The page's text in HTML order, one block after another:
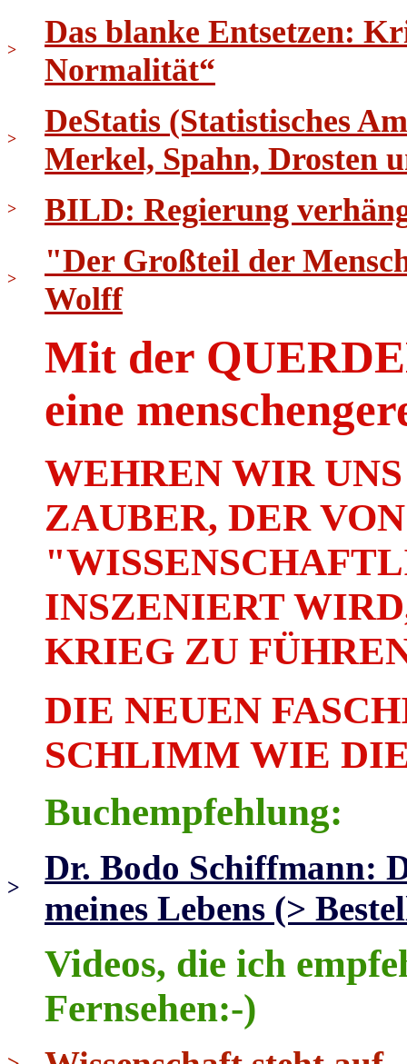
>
Das blanke Entsetzen:
Normalität“
>
DeStatis (Statistisches
Merkel, Spahn, Drosten
> BILD: Regierung
>
"Der Großteil der
Wolff
Mit der
eine
WEHREN WIR
ZAUBER, DER
INSZENIERT
KRIEG ZU
DIE NEUEN
SCHLIMM WIE
Buchempfehlung:
>
Dr. Bodo Schiffmann:
meines Lebens (>
Videos, die ich
Fernsehen:-)